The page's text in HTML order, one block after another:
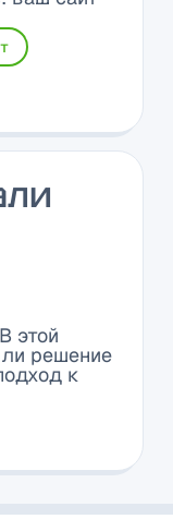
этой
решение
к